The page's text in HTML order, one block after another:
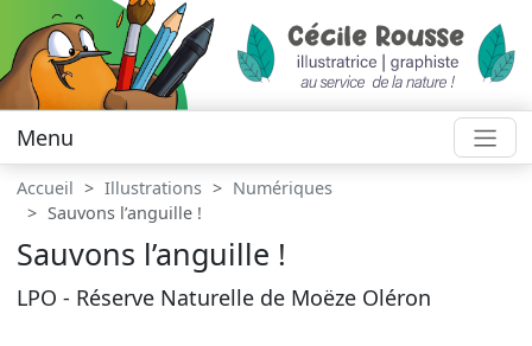
Menu
Accueil Illustrations
Numériques
Sauvons l’anguille !
Sauvons l’anguille !
LPO - Réserve Naturelle de Moëze Oléron